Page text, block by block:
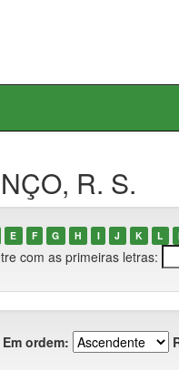
R. S.
E F G H I J K L
com as primeiras letras:
Em ordem: